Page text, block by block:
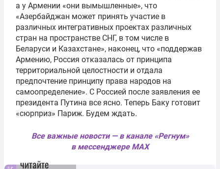
а у Армении «они вымышленные», что
«Азербайджан может принять участие в
различных интегративных проектах различных
стран на пространстве СНГ, в том числе в
Беларуси и Казахстане», наконец, что «поддержав
Армению, Россия отказалась от принципа
территориальной целостности и отдала
предпочтение принципу права народов на
самоопределение». С Россией после заявления ее
президента Путина все ясно. Теперь Баку готовит
«сюрприз» Париж. Будем ждать.
Все важные новости — в канале «Регнум»
в мессенджере MAX
читайте